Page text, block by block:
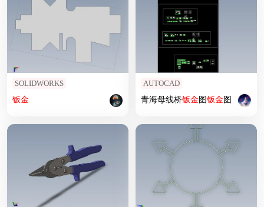
SOLIDWORKS
钣金
AUTOCAD
青海母线桥钣金图钣金图